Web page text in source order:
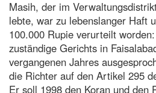
Masih, der im
lebte, war zu lebenslanger Haft
100.000 Rupie verurteilt
zuständige Gerichts in
vergangenen Jahres
die Richter auf den Artikel 295
Er soll 1998 den Koran und den